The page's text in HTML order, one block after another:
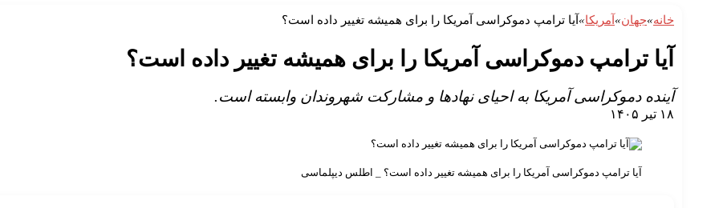
خانه»جهان» آمریکا» آیا ترامپ دموکراسی آمریکا را برای همیشه تغییر داده است؟
آیا ترامپ دموکراسی آمریکا را برای همیشه تغییر داده است؟
آینده دموکراسی آمریکا به احیای نهادها و مشارکت شهروندان وابسته است.
۱۸ تیر ۱۴۰۵
آیا ترامپ دموکراسی آمریکا را برای همیشه تغییر داده است؟ _ اطلس دیپلماسی